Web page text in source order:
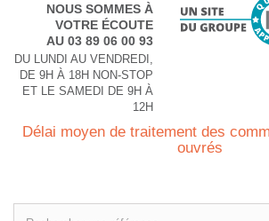
NOUS SOMMES À
VOTRE ÉCOUTE
AU 03 89 06 00 93
DU LUNDI AU VENDREDI,
DE 9H À 18H NON-STOP
ET LE SAMEDI DE 9H À
12H
Délai moyen de traitement des
ouvrés